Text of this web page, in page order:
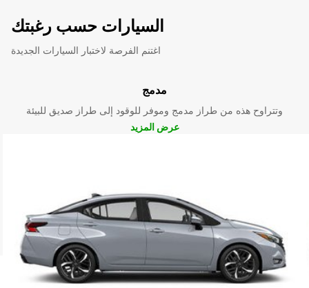
السيارات حسب رغبتك
اغتنم الفرصة لاختبار السيارات الجديدة
مدمج
وتتراوح هذه من طراز مدمج وموفر للوقود إلى طراز صديق للبيئة
عرض المزيد